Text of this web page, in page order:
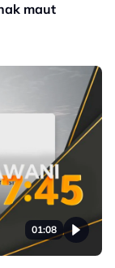
maut
01:08